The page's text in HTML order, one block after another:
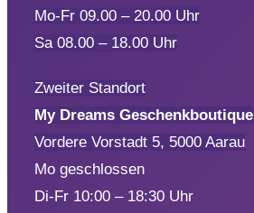
Mo-Fr 09.00 – 20.00 Uhr
Sa 08.00 – 18.00 Uhr
Zweiter Standort
My Dreams Geschenkboutique
Vordere Vorstadt 5, 5000 Aarau
Mo geschlossen
Di-Fr 10:00 – 18:30 Uhr